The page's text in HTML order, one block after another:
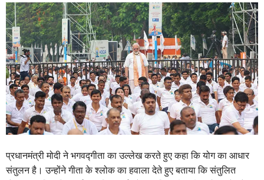
प्रधानमंत्री मोदी ने भगवद्गीता का उल्लेख करते हुए कहा कि योग का आधार
संतुलन है। उन्होंने गीता के श्लोक का हवाला देते हुए बताया कि संतुलित